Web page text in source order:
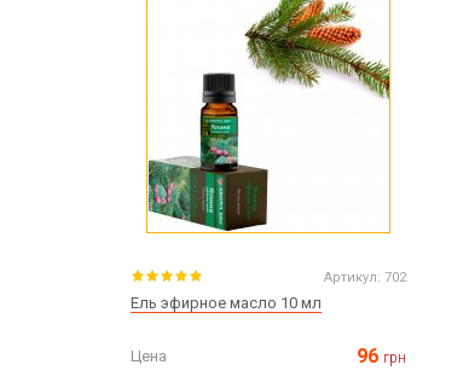
Артикул: 702
Ель эфирное масло 10 мл
Цена 96 грн